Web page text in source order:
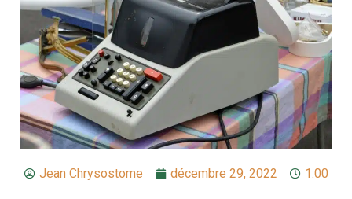
Jean Chrysostome décembre 29, 2022 1:00